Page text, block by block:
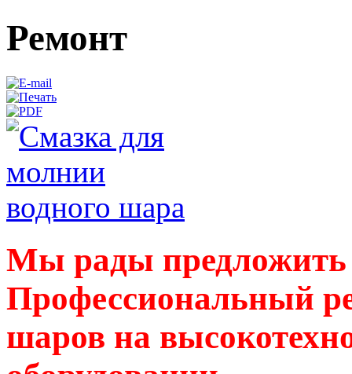
Ремонт
Мы рады
Профессиональный
шаров на